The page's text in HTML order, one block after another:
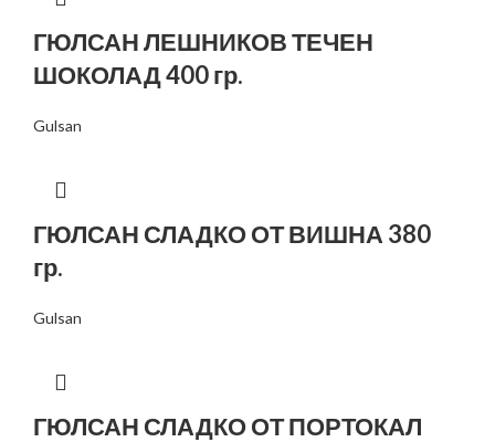
ГЮЛСАН ЛЕШНИКОВ ТЕЧЕН
ШОКОЛАД 400 гр.
Gulsan
ГЮЛСАН СЛАДКО ОТ ВИШНА 380
гр.
Gulsan
ГЮЛСАН СЛАДКО ОТ ПОРТОКАЛ